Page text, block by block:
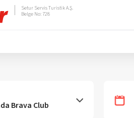
Setur Servis Turistik A.Ş.
Belge No: 728